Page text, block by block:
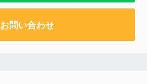
お問い合わせ